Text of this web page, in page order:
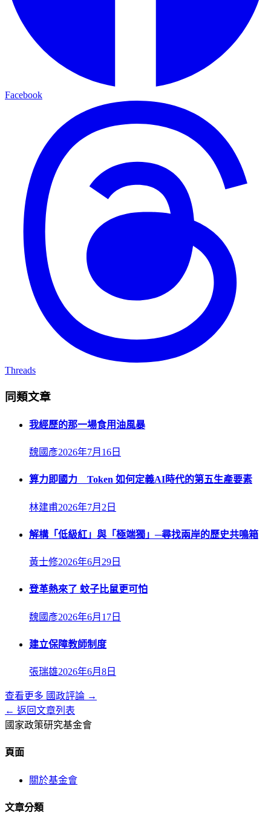
Facebook
Threads
同類文章
我經歷的那一場食用油風暴
魏國彥2026年7月16日
算力即國力 Token 如何定義AI時代的第五生產要素
林建甫2026年7月2日
解構「低級紅」與「極端獨」─尋找兩岸的歷史共鳴箱
黃士修2026年6月29日
登革熱來了 蚊子比鼠更可怕
魏國彥2026年6月17日
建立保障教師制度
張瑞雄2026年6月8日
查看更多 國政評論 →
← 返回文章列表
國家政策研究基金會
頁面
關於基金會
文章分類